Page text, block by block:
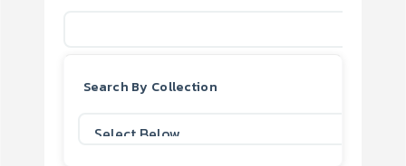
Search By Collection